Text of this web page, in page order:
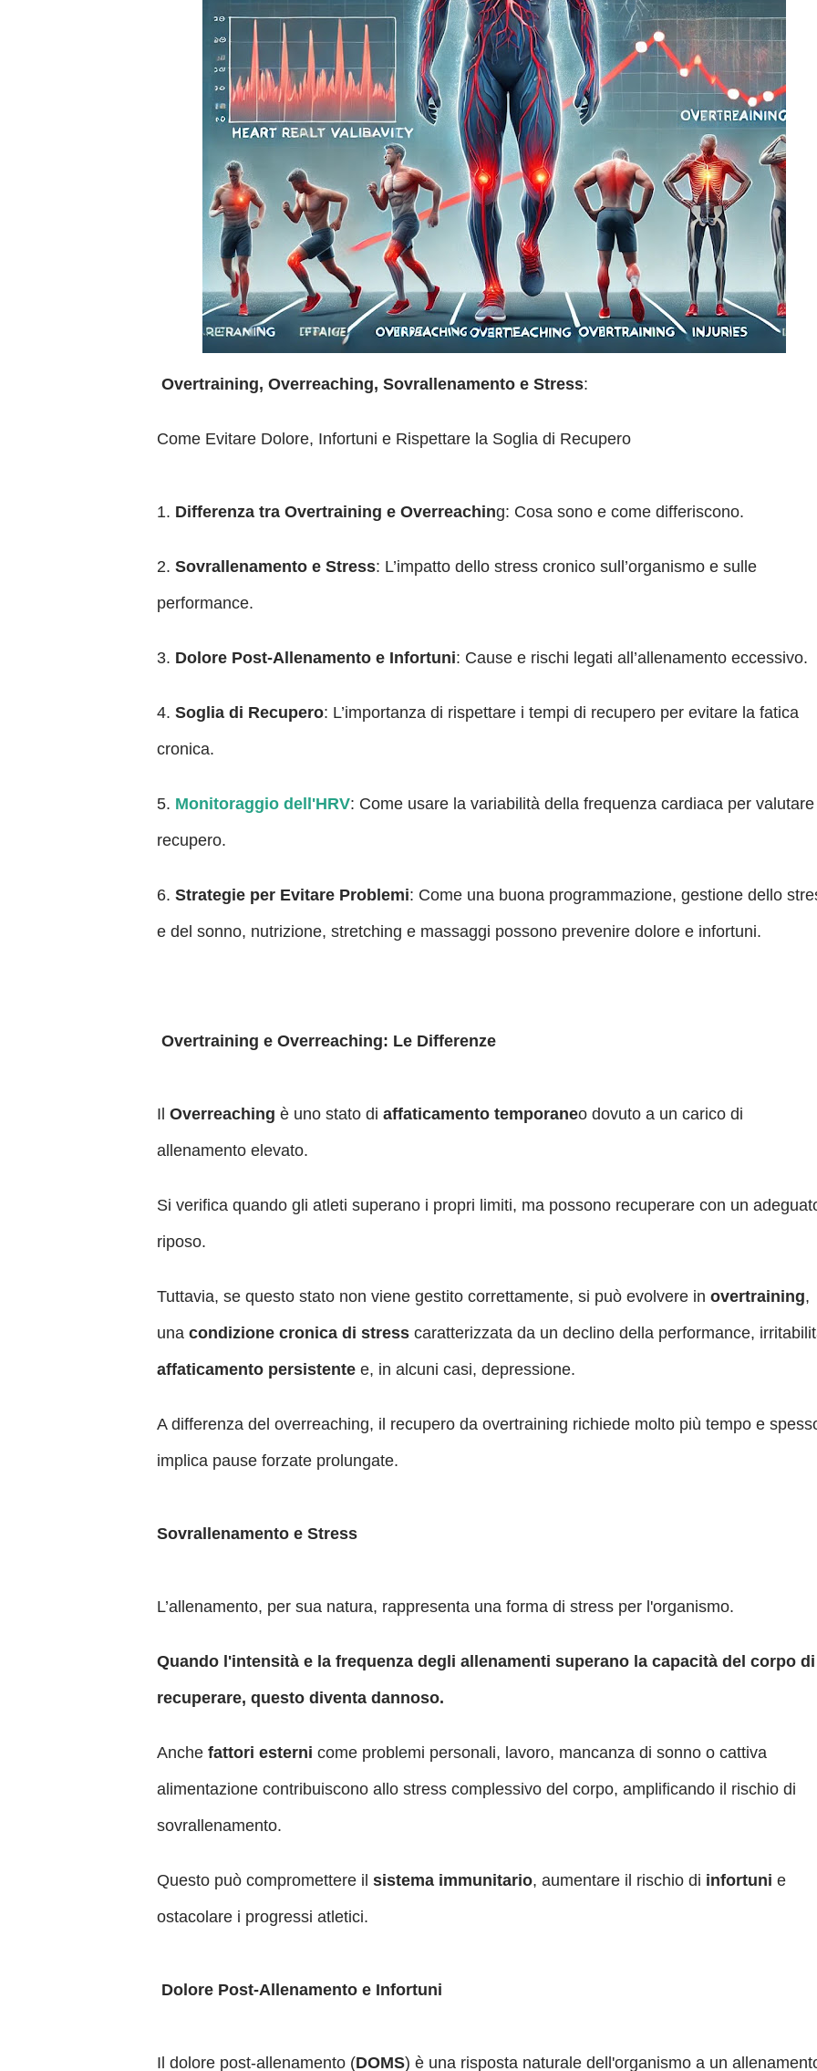
Overtraining, Overreaching, Sovrallenamento e Stress:
Come Evitare Dolore, Infortuni e Rispettare la Soglia di Recupero
1. Differenza tra Overtraining e Overreaching: Cosa sono e come differiscono.
2. Sovrallenamento e Stress: L’impatto dello stress cronico sull’organismo e sulle
performance.
3. Dolore Post-Allenamento e Infortuni: Cause e rischi legati all’allenamento eccessivo.
4. Soglia di Recupero: L’importanza di rispettare i tempi di recupero per evitare la fatica
cronica.
5. Monitoraggio dell'HRV: Come usare la variabilità della frequenza cardiaca per
recupero.
6. Strategie per Evitare Problemi: Come una buona programmazione, gestione dello
e del sonno, nutrizione, stretching e massaggi possono prevenire dolore e infortuni.
Overtraining e Overreaching: Le Differenze
Il Overreaching è uno stato di affaticamento temporaneo dovuto a un carico di
allenamento elevato.
Si verifica quando gli atleti superano i propri limiti, ma possono recuperare con un
riposo.
Tuttavia, se questo stato non viene gestito correttamente, si può evolvere in overtraining,
una condizione cronica di stress caratterizzata da un declino della performance,
affaticamento persistente e, in alcuni casi, depressione.
A differenza del overreaching, il recupero da overtraining richiede molto più tempo e
implica pause forzate prolungate.
Sovrallenamento e Stress
L’allenamento, per sua natura, rappresenta una forma di stress per l'organismo.
Quando l'intensità e la frequenza degli allenamenti superano la capacità del corpo di
recuperare, questo diventa dannoso.
Anche fattori esterni come problemi personali, lavoro, mancanza di sonno o cattiva
alimentazione contribuiscono allo stress complessivo del corpo, amplificando il rischio di
sovrallenamento.
Questo può compromettere il sistema immunitario, aumentare il rischio di infortuni e
ostacolare i progressi atletici.
Dolore Post-Allenamento e Infortuni
Il dolore post-allenamento (DOMS) è una risposta naturale dell'organismo a un